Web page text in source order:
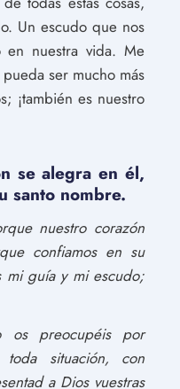
Un escudo que nos
nuestra vida. Me
ser mucho más
¡también es nuestro
se alegra en él,
santo nombre.
nuestro corazón
confiamos en su
mi guía y mi escudo;
os preocupéis por
situación, con
a Dios vuestras